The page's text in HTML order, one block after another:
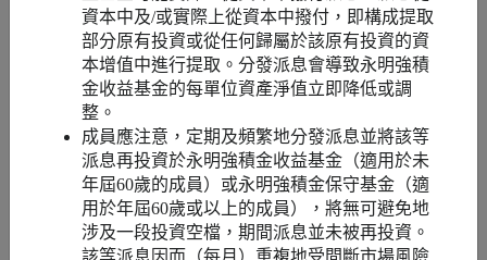
成分基金名
永明強積金行業股票基金
投資目標 ² 尋求達致長期的資本增長
投資重點 ² 環球股票
資本中及/或實際上從資本中撥付，即構成提取
部分原有投資或從任何歸屬於該原有投資的資
本增值中進行提取。分發派息會導致永明強積
金收益基金的每單位資產淨值立即降低或調
整。
成員應注意，定期及頻繁地分發派息並將該等
派息再投資於永明強積金收益基金（適用於未
年屆60歲的成員）或永明強積金保守基金（適
用於年屆60歲或以上的成員），將無可避免地
涉及一段投資空檔，期間派息並未被再投資。
該等派息因而（每月）重複地受間斷市場風險